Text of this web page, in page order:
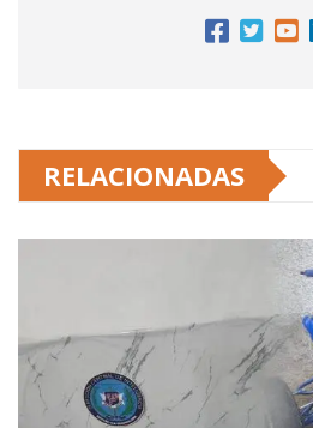
RELACIONADAS